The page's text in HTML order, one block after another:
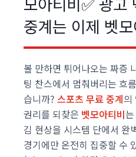
중계는 이제 벳
볼 만하면 튀어나오는 짜증
팅 찬스에서 멈춰버리는 흐
습니까? 스포츠 무료 중계의
권리를 되찾은 벳모아티비
김 현상을 시스템 단에서 완
경기에만 온전히 집중할 수